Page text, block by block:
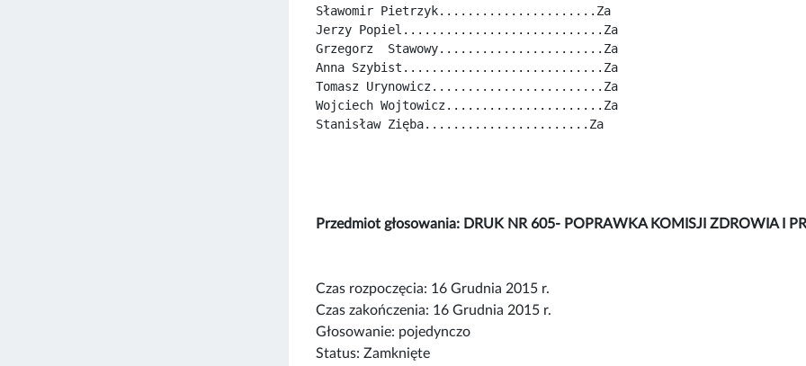
Sławomir Pietrzyk......................Za
Jerzy Popiel............................Za
Grzegorz  Stawowy.......................Za
Anna Szybist............................Za
Tomasz Urynowicz........................Za
Wojciech Wojtowicz......................Za
Stanisław Zięba.......................Za
Przedmiot głosowania: DRUK NR 605- POPRAWKA KOMISJI ZDROWIA I
Czas rozpoczęcia: 16 Grudnia 2015 r.
Czas zakończenia: 16 Grudnia 2015 r.
Głosowanie: pojedynczo
Status: Zamknięte